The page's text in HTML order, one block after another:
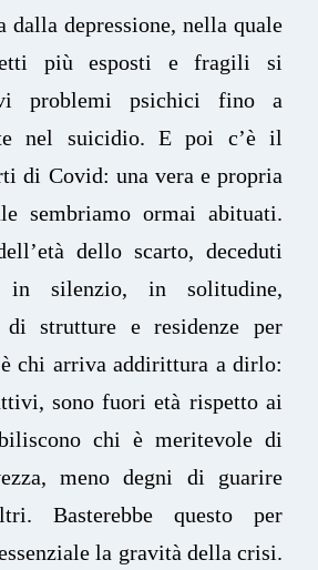
dalla depressione, nella quale
più esposti e fragili si
problemi psichici fino a
nel suicidio. E poi c’è il
di Covid: una vera e propria
sembriamo ormai abituati.
dello scarto, deceduti
in silenzio, in solitudine,
di strutture e residenze per
chi arriva addirittura a dirlo:
sono fuori età rispetto ai
chi è meritevole di
meno degni di guarire
Basterebbe questo per
la gravità della crisi.